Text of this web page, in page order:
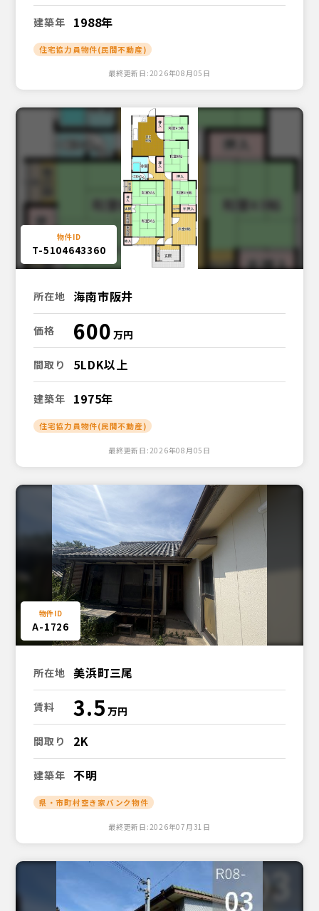
建築年 1988年
住宅協力員物件(民間不動産)
最終更新日:2026年08月05日
T-5104643360
所在地 海南市阪井
価格 600
間取り 5LDK以上
建築年 1975年
住宅協力員物件(民間不動産)
最終更新日:2026年08月05日
A-1726
所在地 美浜町三尾
賃料 3.5
間取り 2K
建築年 不明
県・市町村空き家バンク物件
最終更新日:2026年07月31日